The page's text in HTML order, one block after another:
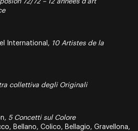
72/72 – 12 années d’art
International, 10 Artistes de la
collettiva degli Originali
, 5 Concetti sul Colore
Bellano, Colico, Bellagio, Gravellona,